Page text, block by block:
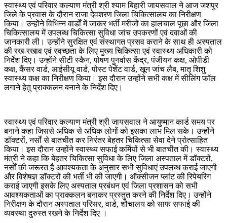
स्वास्थ्य एवं परिवार कल्याण मंत्री श्री श्याम बिहारी जायसवाल ने आज जशपुर
जिले के प्रवास के दौरान राजा देवशरण जिला चिकित्सालय का निरीक्षण
किया। उन्होंने विभिन्न वार्डों में जाकर भर्ती मरीजों का हालचाल पूछा और जिला
चिकित्सालय में उपलब्ध चिकित्सा सुविधा जांच उपकरणों एवं दवाओं की
जानकारी ली। उन्होंने सुरक्षित एवं संस्थागत प्रसव कराने के साथ ही अस्पताल
की रख-रखाव एवं स्वच्छता के लिए मुख्य चिकित्सा एवं स्वास्थ्य अधिकारी को
निर्देश दिए। उन्होंने सीटी स्कैन, पोषण पुनर्वास केंद्र, पंजीयन कक्ष, ओपीडी
कक्ष, कैंसर वार्ड, आईसीयू वार्ड, पोस्ट पेशेंट वार्ड, खून जांच लैब, मातृ शिशु
स्वास्थ्य कक्ष का निरीक्षण किया। इस दौरान उन्होंने सभी कक्ष में सीलिंग फॉल
लगाने हेतु प्राक्कलन बनाने के निर्देश दिए।
स्वास्थ्य एवं परिवार कल्याण मंत्री श्री जायसवाल ने आयुष्मान कार्ड समय पर
बनाने कहा जिससे अधिक से अधिक लोगों को इसका लाभ मिल सके। उन्होंने
डॉक्टरों, नर्सों से बातचीत कर निरंतर बेहतर चिकित्सा सेवा देने प्रोत्साहित
किया। इस दौरान उन्होंने स्वास्थ्य सफाई कर्मियों से भी बातचीत की। स्वास्थ्य
मंत्री ने कहा कि बेहतर चिकित्सा सुविधा के लिए जिला अस्पताल में डॉक्टरों,
नर्सों की जरूरत है आवश्यकता के अनुसार सभी सुविधाएं उपलब्ध कराई जाएगी
और विशेषज्ञ डॉक्टरों की भर्ती भी की जाएगी। ऑक्सीजन प्लांट की रिपेयरिंग
कराई जाएगी इसके लिए अस्पताल प्रबंधन एवं जिला प्रशासन को सभी
आवश्यकताओं का प्राक्कलन बनाकर प्रस्तुत करने की निर्देश दिए। उन्होंने
निरीक्षण के दौरान अस्पताल परिसर, वार्ड, शौचालय को साफ सफाई की
व्यवस्था दुरुस्त रखने के निर्देश दिए ।